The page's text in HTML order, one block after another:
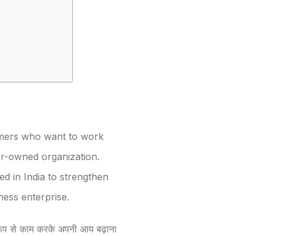
who want to work
owned organization.
in India to strengthen
enterprise.
से काम करके अपनी आय बढ़ाना